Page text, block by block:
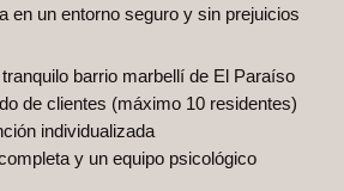
barrio marbellí de El Paraíso
de clientes (máximo 10 residentes)
individualizada
y un equipo psicológico
en un entorno seguro y sin prejuicios